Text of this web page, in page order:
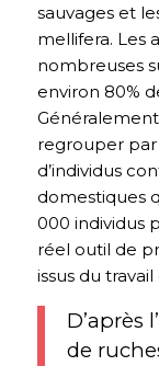
sauvages et
mellifera. Les
nombreuses
environ 80%
regrouper
d’individus
domestiques
000 individus
réel outil de
issus du
D’après l’
de